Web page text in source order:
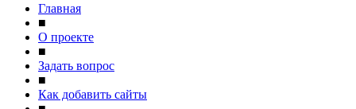
Главная
■
О проекте
■
Задать вопрос
■
Как добавить сайты